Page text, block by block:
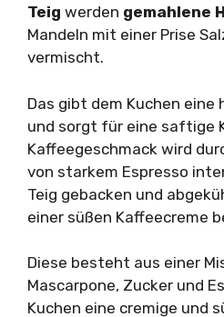
Teig werden gemahlene
Mandeln mit einer Prise
vermischt.
Das gibt dem Kuchen eine
und sorgt für eine saftige
Kaffeegeschmack wird
von starkem Espresso
Teig gebacken und
einer süßen Kaffeecreme
Diese besteht aus einer
Mascarpone, Zucker und
Kuchen eine cremige und